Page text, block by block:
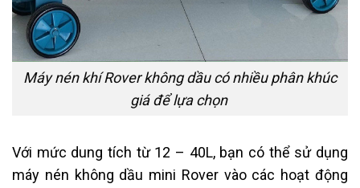
Máy nén khí Rover không dầu có nhiều phân khúc
giá để lựa chọn
Với mức dung tích từ 12 – 40L, bạn có thể sử dụng
máy nén không dầu mini Rover vào các hoạt động